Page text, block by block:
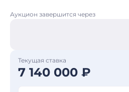
Аукцион завершится через
Текущая ставка
7 140 000 ₽